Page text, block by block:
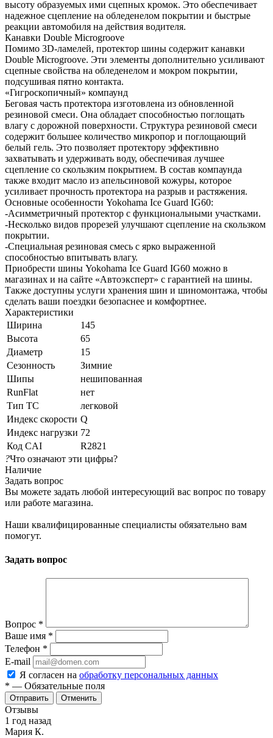
высоту образуемых ими сцепных кромок. Это обеспечивает
надежное сцепление на обледенелом покрытии и быстрые
реакции автомобиля на действия водителя.
Канавки Double Microgroove
Помимо 3D-ламелей, протектор шины содержит канавки
Double Microgroove. Эти элементы дополнительно усиливают
сцепные свойства на обледенелом и мокром покрытии,
подсушивая пятно контакта.
«Гигроскопичный» компаунд
Беговая часть протектора изготовлена из обновленной
резиновой смеси. Она обладает способностью поглощать
влагу с дорожной поверхности. Структура резиновой смеси
содержит большее количество микропор и поглощающий
белый гель. Это позволяет протектору эффективно
захватывать и удерживать воду, обеспечивая лучшее
сцепление со скользким покрытием. В состав компаунда
также входит масло из апельсиновой кожуры, которое
усиливает прочность протектора на разрыв и растяжения.
Основные особенности Yokohama Ice Guard IG60:
-Асимметричный протектор с функциональными участками.
-Несколько видов прорезей улучшают сцепление на скользком
покрытии.
-Специальная резиновая смесь с ярко выраженной
способностью впитывать влагу.
Приобрести шины Yokohama Ice Guard IG60 можно в
магазинах и на сайте «Автоэксперт» с гарантией на шины.
Также доступны услуги хранения шин и шиномонтажа, чтобы
сделать ваши поездки безопаснее и комфортнее.
Характеристики
Ширина
145
Высота
65
Диаметр
15
Сезонность
Зимние
Шипы
нешипованная
RunFlat
нет
Тип ТС
легковой
Индекс скорости Q
Индекс нагрузки 72
Код CAI
R2821
?Что означают эти цифры?
Наличие
Задать вопрос
Вы можете задать любой интересующий вас вопрос по товару
или работе магазина.
Наши квалифицированные специалисты обязательно вам
помогут.
Задать вопрос
Вопрос *
Ваше имя *
Телефон *
E-mail
Я согласен на обработку персональных данных
* — Обязательные поля
Отменить
Отзывы
1 год назад
Мария К.